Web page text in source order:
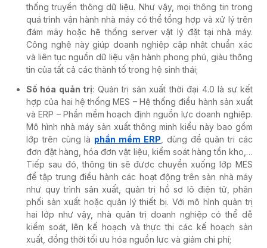
thống truyền thông dữ liệu. Như vậy, mọi thông tin trong
quá trình vận hành nhà máy có thể tổng hợp và xử lý trên
đám mây hoặc hệ thống server vật lý đặt tại nhà máy.
Công nghệ này giúp doanh nghiệp cập nhật chuẩn xác
và liên tục nguồn dữ liệu vận hành phong phú, giàu thông
tin của tất cả các thành tố trong hệ sinh thái;
Số hóa quản trị: Quản trị sản xuất thời đại 4.0 là sự kết
hợp của hai hệ thống MES – Hệ thống điều hành sản xuất
và ERP –Phần mềm hoạch định nguồn lực doanh nghiệp.
Mô hình nhà máy sản xuất thông minh kiểu này bao gồm
lớp trên cùng là phần mềm ERP , dùng để quản tri các
đơn đặt hàng, hóa đơn vật liệu, kiểm soát hàng tồn kho,…
Tiếp sau đó, thông tin sẽ được chuyển xuống lớp MES
để tập trung điều hành các hoạt động trên sàn nhà máy
như quy trình sản xuất, quản trị hồ sơ lô điện tử, phân
phối sản xuất hoặc quản lý thiết bị. Với mô hình quản trị
hai lớp như vậy, nhà quản trị doanh nghiệp có thể dễ
kiểm soát, lên kế hoạch và thực thi các kế hoạch sản
xuất, đồng thời tối ưu hóa nguồn lực và giảm chi phí;